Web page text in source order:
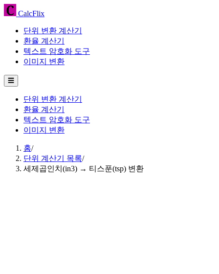
CalcFlix
단위 변환 계산기
환율 계산기
텍스트 암호화 도구
이미지 변환
☰
단위 변환 계산기
환율 계산기
텍스트 암호화 도구
이미지 변환
홈/
단위 계산기 목록/
세제곱인치(in3) → 티스푼(tsp) 변환